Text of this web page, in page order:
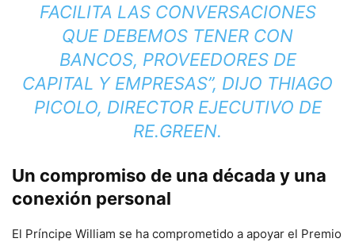
FACILITA LAS CONVERSACIONES
QUE DEBEMOS TENER CON
BANCOS, PROVEEDORES DE
CAPITAL Y EMPRESAS”, DIJO THIAGO
PICOLO, DIRECTOR EJECUTIVO DE
RE.GREEN.
Un compromiso de una década y una
conexión personal
El Príncipe William se ha comprometido a apoyar el Premio